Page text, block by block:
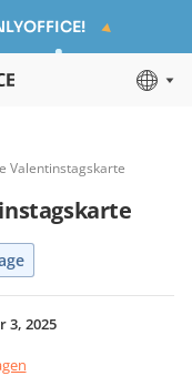
Valentinstagskarte
3, 2025